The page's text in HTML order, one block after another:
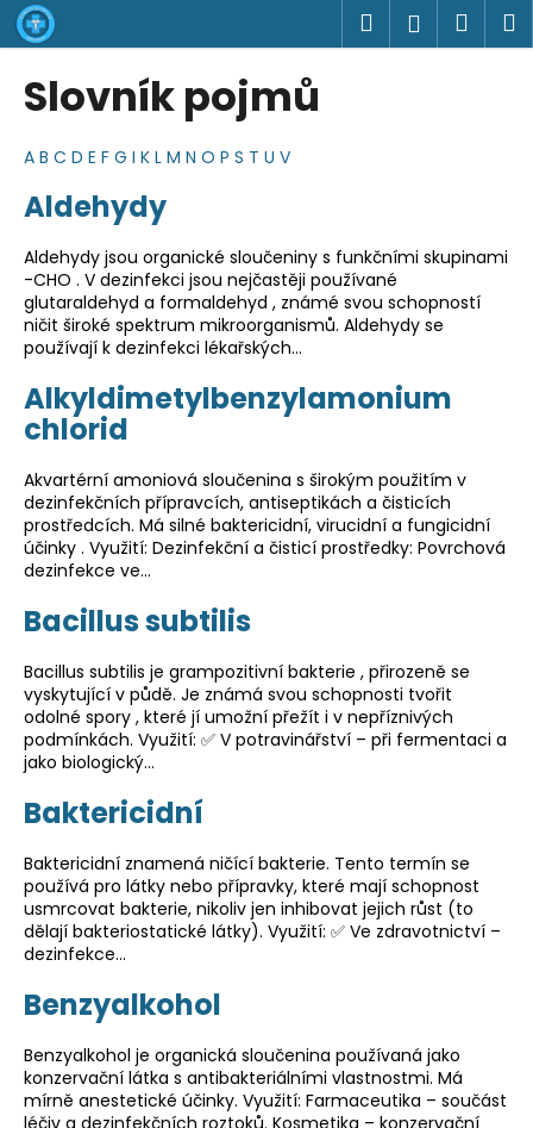
Přejít
na
obsah
Hledat
Slovník pojmů
A B C D E F G I K L M N O P S T U V
V
ý
p
i
s
s
o
v
n
í
k
o
ý
c
h
p
o
j
m
Aldehydy
Aldehydy jsou organické sloučeniny s funkčními skupinami
-CHO . V dezinfekci jsou nejčastěji používané
glutaraldehyd a formaldehyd , známé svou schopností
ničit široké spektrum mikroorganismů. Aldehydy se
používají k dezinfekci lékařských…
Alkyldimetylbenzylamonium
chlorid
Akvartérní amoniová sloučenina s širokým použitím v
dezinfekčních přípravcích, antiseptikách a čisticích
prostředcích. Má silné baktericidní, virucidní a fungicidní
účinky . Využití: Dezinfekční a čisticí prostředky: Povrchová
dezinfekce ve…
Bacillus subtilis
Bacillus subtilis je grampozitivní bakterie , přirozeně se
vyskytující v půdě. Je známá svou schopnosti tvořit
odolné spory , které jí umožní přežít i v nepříznivých
podmínkách. Využití: ✅ V potravinářství – při fermentaci a
jako biologický…
Baktericidní
Baktericidní znamená ničící bakterie. Tento termín se
používá pro látky nebo přípravky, které mají schopnost
usmrcovat bakterie, nikoliv jen inhibovat jejich růst (to
dělají bakteriostatické látky). Využití: ✅ Ve zdravotnictví –
dezinfekce…
Benzyalkohol
Benzyalkohol je organická sloučenina používaná jako
konzervační látka s antibakteriálními vlastnostmi. Má
mírně anestetické účinky. Využití: Farmaceutika – součást
léčiv a dezinfekčních roztoků. Kosmetika – konzervační
K
o
o
p
o
t
ř
e
b
u
j
e
t
e
n
a
í
t
?
D
o
p
o
r
u
č
u